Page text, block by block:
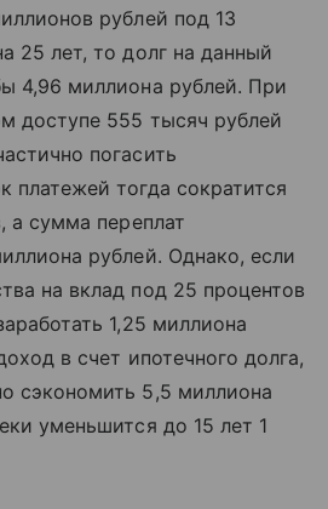
рублей под 13
25 лет, то долг на данный
4,96 миллиона рублей. При
доступе 555 тысяч рублей
погасить
платежей тогда сократится
а сумма переплат
рублей. Однако, если
на вклад под 25 процентов
1,25 миллиона
в счет ипотечного долга,
сэкономить 5,5 миллиона
уменьшится до 15 лет 1